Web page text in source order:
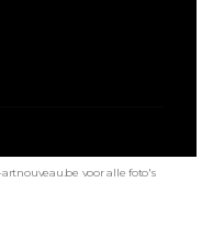
voor alle foto's